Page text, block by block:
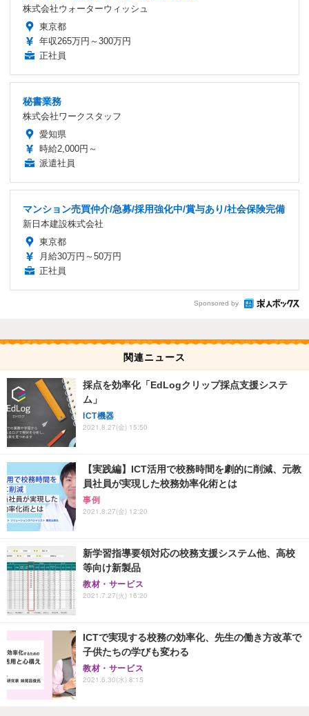
株式会社ウォーターウィッシュ
東京都
年収265万円～300万円
正社員
秘書業務
株式会社ワークスタッフ
愛知県
時給2,000円～
派遣社員
マンション売買仲介/急募/採用強化中/賞与あり/社会保険完備
新日本建設株式会社
東京都
月給30万円～50万円
正社員
Sponsored by
関連ニュース
採点を効率化「EdLogクリップ採点支援システ
ム」
ICT機器
2021.8.27(金) 15:50
【実践編】ICT活用で校務時間を劇的に削減、元教
員社員が実現した校務効率化術とは
事例
2021.8.27(金) 12:20
新学習指導要領対応の校務支援システム他、高校
等向け新製品
教材・サービス
2021.7.27(火) 16:20
ICTで実現する校務の効率化、先生の働き方改革で
子供たちの学びも変わる
教材・サービス
2021.6.30(水) 8:15